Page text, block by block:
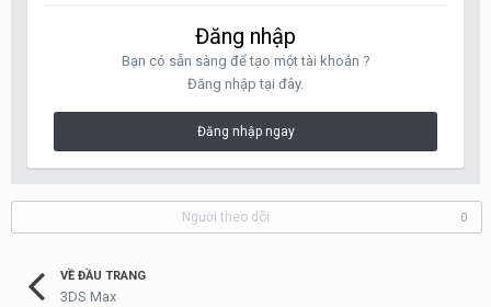
Đăng nhập
Bạn có sẵn sàng để tạo một tài khoản ?
Đăng nhập tại đây.
Đăng nhập ngay
Người theo dõi 0
VỀ ĐẦU TRANG
3DS Max